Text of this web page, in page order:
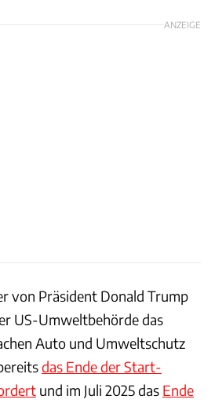
ANZEIGE
von Präsident Donald Trump
US-Umweltbehörde das
Auto und Umweltschutz
das Ende der Start-
und im Juli 2025 das Ende